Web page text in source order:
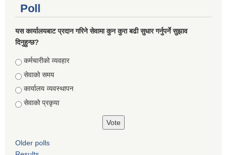
Poll
यस कार्यालयबाट प्रदान गरिने सेवामा कुन कुरा बढी सुधार गर्नुपर्ने सुझाव
दिनुहुन्छ?
Choices
कर्मचारीको व्यवहार
सेवाको समय
कार्यालय व्यवस्थापन
सेवाको प्रकृया
Older polls